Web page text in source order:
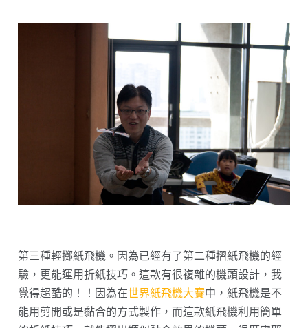
第三種輕擲紙飛機。因為已經有了第二種摺紙飛機的經
驗，更能運用折紙技巧。這款有很複雜的機頭設計，我
覺得超酷的！！因為在世界紙飛機大賽中，紙飛機是不
能用剪開或是黏合的方式製作，而這款紙飛機利用簡單